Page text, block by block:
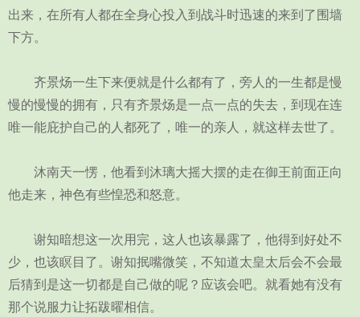
出来，在所有人都在全身心投入到战斗时迅速的来到了围墙
下方。
齐景炀一生下来便就是什么都有了，旁人的一生都是慢
慢的慢慢的拥有，只有齐景炀是一点一点的失去，到现在连
唯一能庇护自己的人都死了，唯一的亲人，就这样去世了。
沐南天一愣，他看到沐璃大摇大摆的走在御王前面正向
他走来，神色有些惶恐和怒意。
谢知暗想这一次用完，这人也该暴露了，他得到好处不
少，也该瞑目了。谢知抿嘴微笑，不知道太皇太后会不会最
后猜到是这一切都是自己做的呢？应该会吧。就看她有没有
那个说服力让拓跋曜相信。